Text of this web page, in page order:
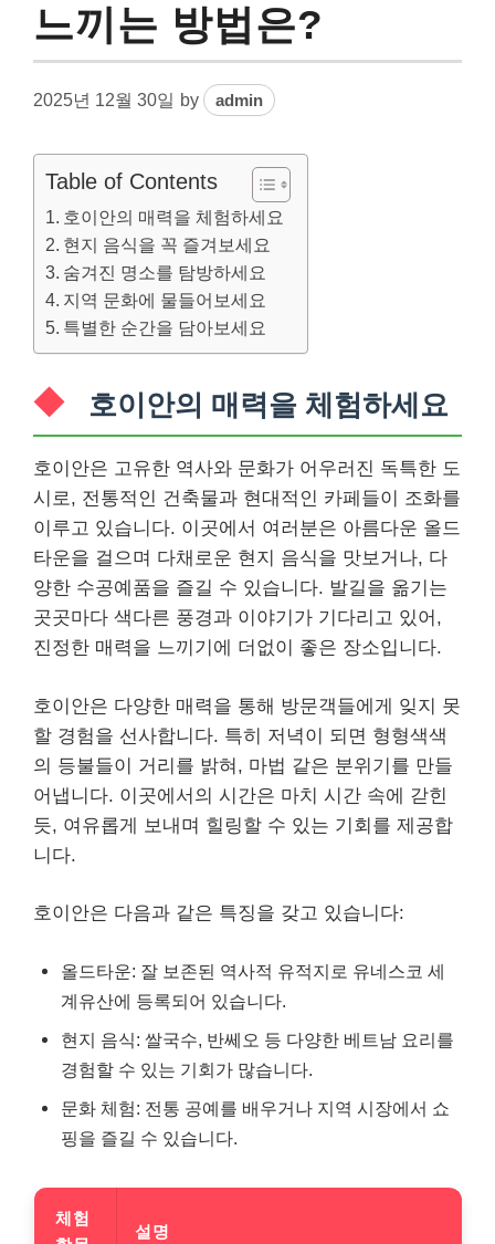
느끼는 방법은?
2025년 12월 30일 by admin
Table of Contents
호이안의 매력을 체험하세요
현지 음식을 꼭 즐겨보세요
숨겨진 명소를 탐방하세요
지역 문화에 물들어보세요
특별한 순간을 담아보세요
호이안의 매력을 체험하세요
호이안은 고유한 역사와 문화가 어우러진 독특한 도
시로, 전통적인 건축물과 현대적인 카페들이 조화를
이루고 있습니다. 이곳에서 여러분은 아름다운 올드
타운을 걸으며 다채로운 현지 음식을 맛보거나, 다
양한 수공예품을 즐길 수 있습니다. 발길을 옮기는
곳곳마다 색다른 풍경과 이야기가 기다리고 있어,
진정한 매력을 느끼기에 더없이 좋은 장소입니다.
호이안은 다양한 매력을 통해 방문객들에게 잊지 못
할 경험을 선사합니다. 특히 저녁이 되면 형형색색
의 등불들이 거리를 밝혀, 마법 같은 분위기를 만들
어냅니다. 이곳에서의 시간은 마치 시간 속에 갇힌
듯, 여유롭게 보내며 힐링할 수 있는 기회를 제공합
니다.
호이안은 다음과 같은 특징을 갖고 있습니다:
올드타운: 잘 보존된 역사적 유적지로 유네스코 세
계유산에 등록되어 있습니다.
현지 음식: 쌀국수, 반쎄오 등 다양한 베트남 요리를
경험할 수 있는 기회가 많습니다.
문화 체험: 전통 공예를 배우거나 지역 시장에서 쇼
핑을 즐길 수 있습니다.
체험
설명